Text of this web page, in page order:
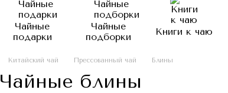
Чайные
подарки
Чайные
подборки
Книги к чаю
Китайский чай Прессованный чай Блины
Чайные блины